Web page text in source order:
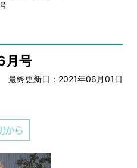
月号
最終更新日：2021年06月01日